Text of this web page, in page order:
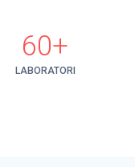
60+
LABORATORI